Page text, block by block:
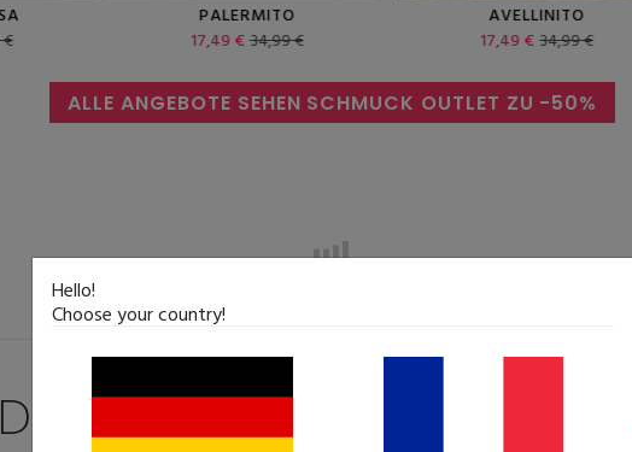
PALERMITO
34,99 €
AVELLINITO
34,99 €
ALLE ANGEBOTE SEHEN SCHMUCK OUTLET ZU -50%
DIE NATURSTEINE VON
Hello!
Choose your country!